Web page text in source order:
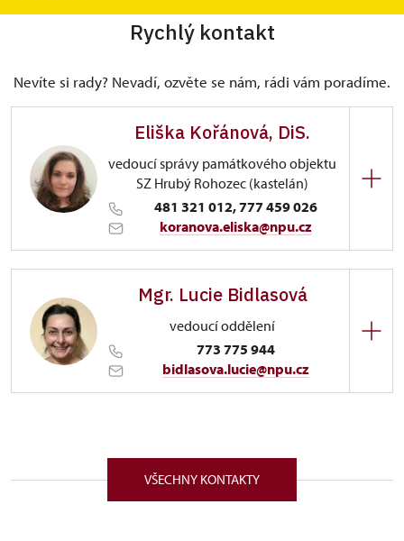
Rychlý kontakt
Nevíte si rady? Nevadí, ozvěte se nám, rádi vám poradíme.
Eliška Kořánová, DiS.
vedoucí správy památkového objektu
SZ Hrubý Rohozec (kastelán)
481 321 012, 777 459 026
koranova.eliska@npu.cz
Hrubý Rohozec 1/, Hrubý Rohozec 51101
Narozena v roce 1996 v Praze. Od roku 2012
pracovala jako sezónní průvodce na zámku Hrubý
Rohozec, kde později nastoupila na pozici referenta
majetkové správy. V letech 2016 – 2019 studovala
dřevořezby. Další pracovní zkušenosti získala také
na územní památkové správě Sychrov. Do pozice
Mgr. Lucie Bidlasová
vedoucí oddělení
773 775 944
bidlasova.lucie@npu.cz
VŠECHNY KONTAKTY